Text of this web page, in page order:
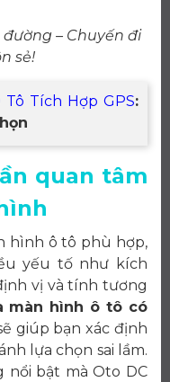
– Chuyến đi
sẻ!
Tích Hợp GPS:
quan tâm
hình ô tô phù hợp,
yếu tố như kích
vị và tính tương
màn hình ô tô có
giúp bạn xác định
lựa chọn sai lầm.
nổi bật mà Oto DC